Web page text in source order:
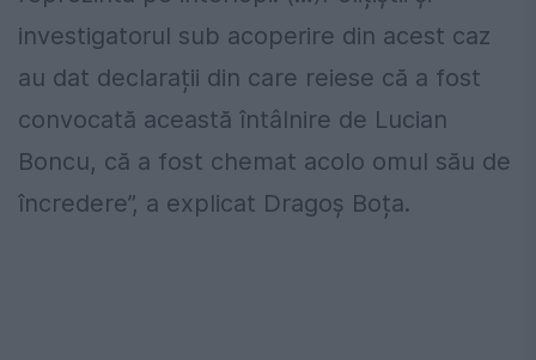
investigatorul sub acoperire din acest caz
au dat declarații din care reiese că a fost
convocată această întâlnire de Lucian
Boncu, că a fost chemat acolo omul său de
încredere”, a explicat Dragoș Boța.